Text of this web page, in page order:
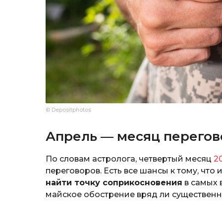
© Depositphotos
Апрель — месяц
По словам астролога, четвертый месяц
переговоров. Есть все шансы к тому,
найти точку соприкосновения в самых
майское обострение вряд ли